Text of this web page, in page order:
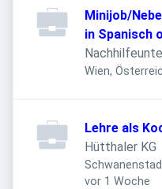
Minijob/
in Spanisch
Wien,
Lehre als
Hütthaler KG
Veröffentlicht
vor 1 Woche